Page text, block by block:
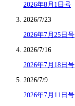
2026年8月1日号
2026/7/23
2026年7月25日号
2026/7/16
2026年7月18日号
2026/7/9
2026年7月11日号